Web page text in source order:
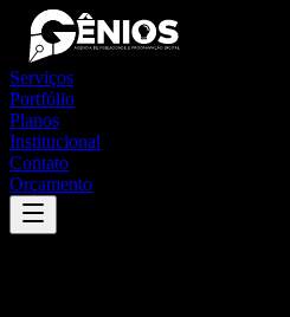
Serviços
Portfólio
Planos
Institucional
Contato
Orçamento